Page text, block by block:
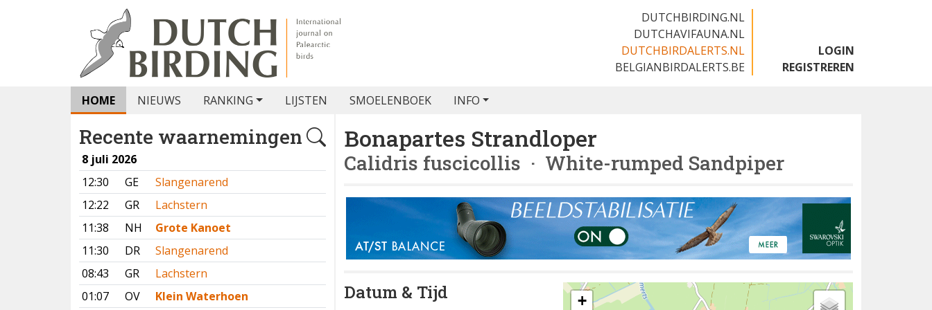
DUTCHBIRDING.NL
DUTCHAVIFAUNA.NL
DUTCHBIRDALERTS.NL
BELGIANBIRDALERTS.BE
LOGIN
REGISTREREN
HOME NIEUWS RANKING LIJSTEN SMOELENBOEK INFO
Recente waarnemingen
8 juli 2026
12:30
GE
Slangenarend
12:22
GR
Lachstern
11:38
NH
Grote Kanoet
11:30
DR
Slangenarend
08:43
GR
Lachstern
01:07
OV Klein Waterhoen
Bonapartes Strandloper
Calidris fuscicollis · White-rumped Sandpiper
Datum & Tijd +